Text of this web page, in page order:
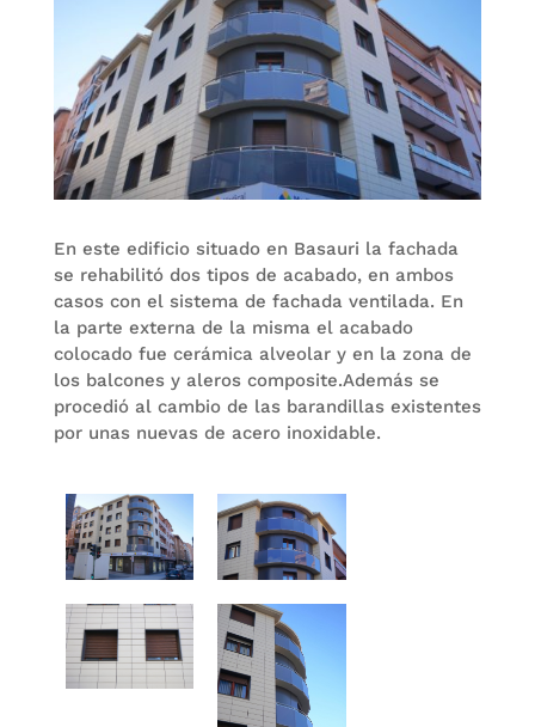
En este edificio situado en Basauri la fachada
se rehabilitó dos tipos de acabado, en ambos
casos con el sistema de fachada ventilada. En
la parte externa de la misma el acabado
colocado fue cerámica alveolar y en la zona de
los balcones y aleros composite.Además se
procedió al cambio de las barandillas existentes
por unas nuevas de acero inoxidable.